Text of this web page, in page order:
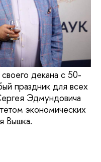
декана с 50-
праздник для всех
Эдмундовича
экономических
Вышка.